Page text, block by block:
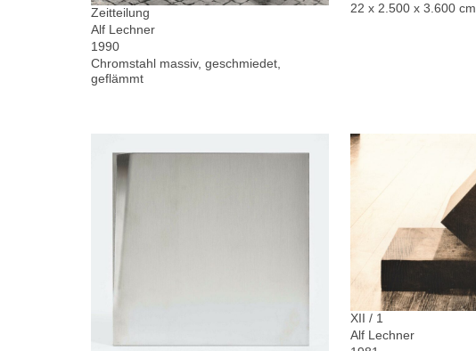
Zeitteilung
Alf Lechner
1990
Chromstahl massiv, geschmiedet,
geflämmt
22 x 2.500 x 3.600 cm
XII / 1
Alf Lechner